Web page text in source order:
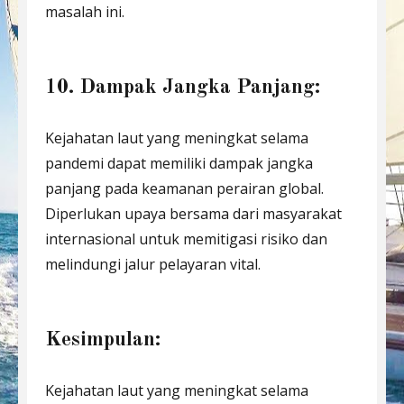
masalah ini.
10. Dampak Jangka Panjang:
Kejahatan laut yang meningkat selama
pandemi dapat memiliki dampak jangka
panjang pada keamanan perairan global.
Diperlukan upaya bersama dari masyarakat
internasional untuk memitigasi risiko dan
melindungi jalur pelayaran vital.
Kesimpulan:
Kejahatan laut yang meningkat selama